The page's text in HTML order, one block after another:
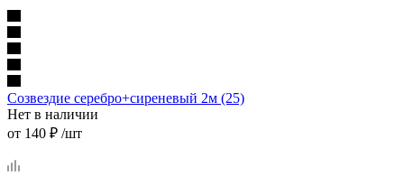
Созвездие серебро+сиреневый 2м (25)
Нет в наличии
от 140 ₽ /шт